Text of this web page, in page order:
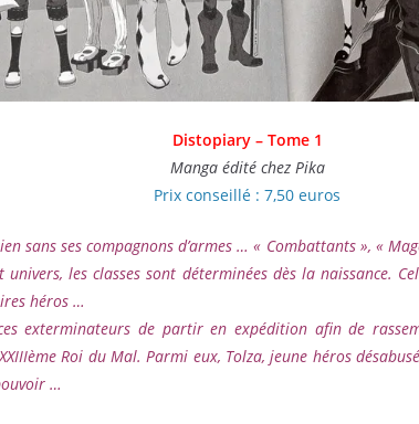
Distopiary – Tome 1
Manga édité chez Pika
Prix conseillé : 7,50 euros
sans ses compagnons d’armes … « Combattants », «
les classes sont déterminées dès la naissance.
héros …
exterminateurs de partir en expédition afin de
Roi du Mal. Parmi eux, Tolza, jeune héros
…